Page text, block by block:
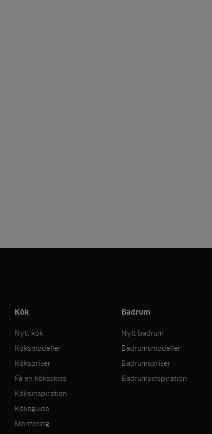
Kök
Nytt kök
Köksmodeller
Kökspriser
Få en köksskiss
Köksinspiration
Köksguide
Montering
Badrum
Nytt badrum
Badrumsmodeller
Badrumspriser
Badrumsinspiration